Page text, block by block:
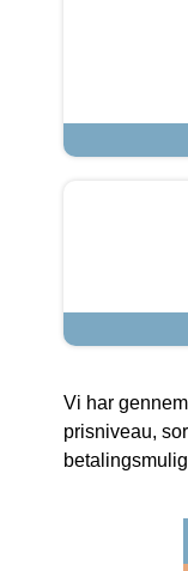
Vi har
prisniveau,